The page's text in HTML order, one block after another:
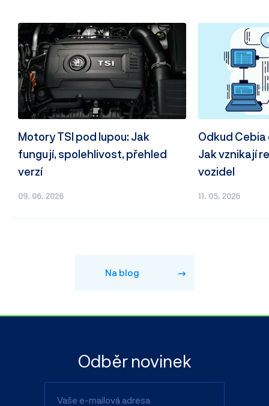
09. 06. 2026
Motory TSI pod lupou: Jak
fungují, spolehlivost, přehled
verzí
11. 05. 2026
Odkud
Jak vznikají
vozidel
Na blog
Odběr novinek